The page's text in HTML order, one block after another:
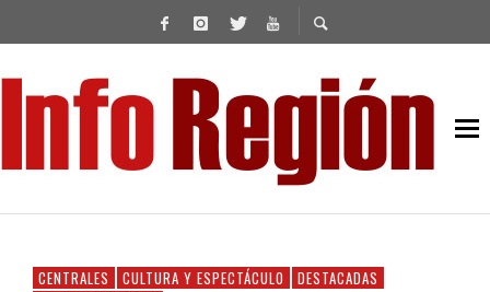
CENTRALES CULTURA Y ESPECTÁCULO
DESTACADAS